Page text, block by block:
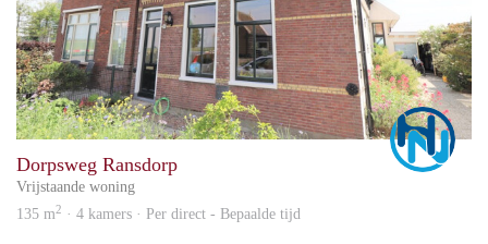
Dorpsweg Ransdorp
Vrijstaande woning
135 m2 · 4 kamers · Per direct - Bepaalde tijd